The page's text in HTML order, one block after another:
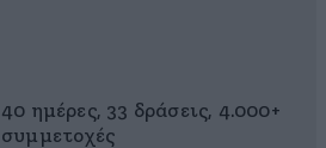
40 ημέρες, 33 δράσεις, 4.000+
συμμετοχές